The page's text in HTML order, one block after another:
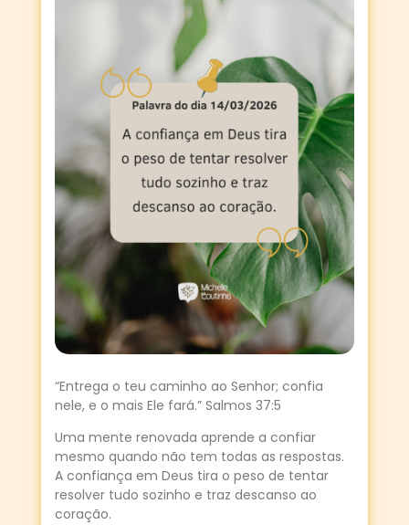
“Entrega o teu caminho ao Senhor; confia
nele, e o mais Ele fará.” Salmos 37:5
Uma mente renovada aprende a confiar
mesmo quando não tem todas as respostas.
A confiança em Deus tira o peso de tentar
resolver tudo sozinho e traz descanso ao
coração.